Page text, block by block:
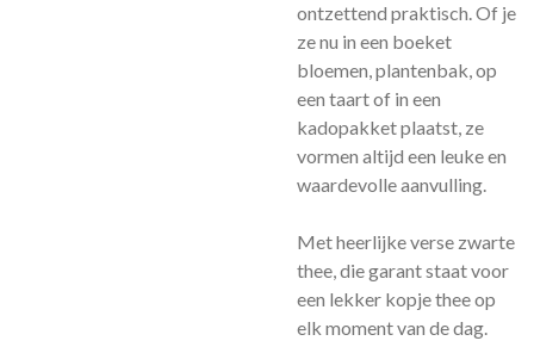
ontzettend praktisch. Of je
ze nu in een boeket
bloemen, plantenbak, op
een taart of in een
kadopakket plaatst, ze
vormen altijd een leuke en
waardevolle aanvulling.
Met heerlijke verse zwarte
thee, die garant staat voor
een lekker kopje thee op
elk moment van de dag.